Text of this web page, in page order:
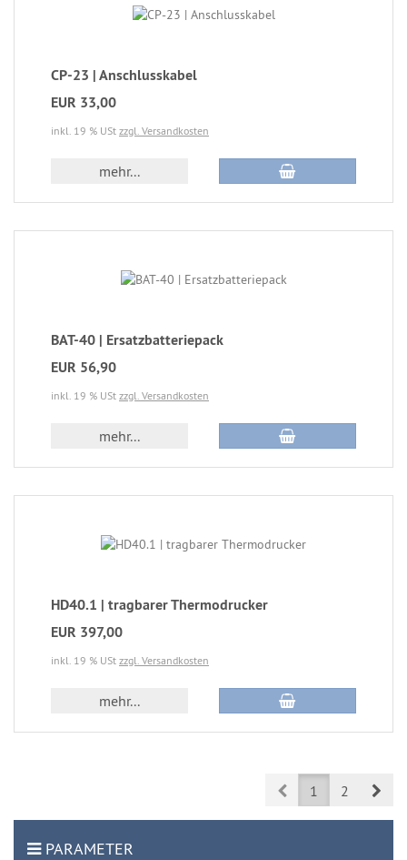
CP-23 | Anschlusskabel
EUR 33,00
inkl. 19 % USt zzgl. Versandkosten
mehr...
BAT-40 | Ersatzbatteriepack
EUR 56,90
inkl. 19 % USt zzgl. Versandkosten
mehr...
HD40.1 | tragbarer Thermodrucker
EUR 397,00
inkl. 19 % USt zzgl. Versandkosten
mehr...
Prev1 2
PARAMETER